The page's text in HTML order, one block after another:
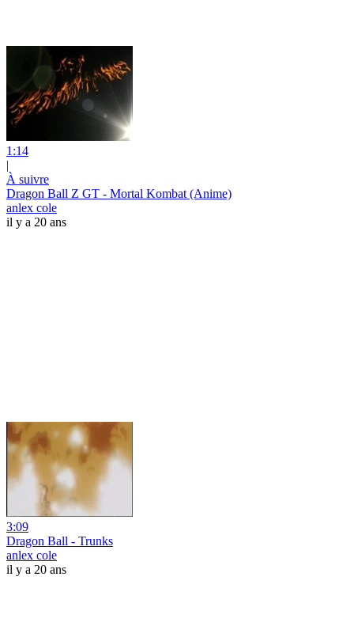
1:14
|
À suivre
Dragon Ball Z GT - Mortal Kombat (Anime)
anlex cole
il y a 20 ans
3:09
Dragon Ball - Trunks
anlex cole
il y a 20 ans